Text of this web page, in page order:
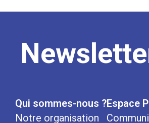
Qui sommes-nous ?
Notre organisation
Espace